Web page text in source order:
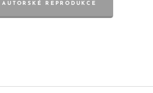
REPRODUKCE